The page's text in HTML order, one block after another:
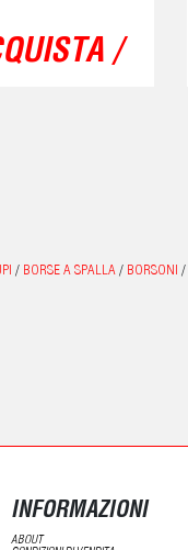
/
/ BORSE A SPALLA / BORSONI /
INFORMAZIONI
ABOUT